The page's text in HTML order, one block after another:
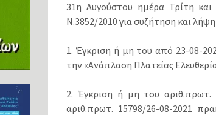
31η Αυγούστου ημέρα Τρίτη
Ν.3852/2010 για συζήτηση και
1. Έγκριση ή μη του από 23-08-
την «Ανάπλαση Πλατείας
2. Έγκριση ή μη του αριθ.πρωτ.
αριθ.πρωτ. 15798/26-08-2021